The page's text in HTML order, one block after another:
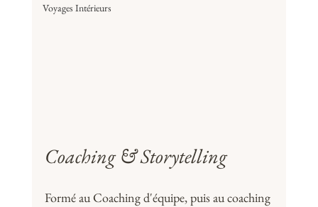
Voyages Intérieurs
Coaching & Storytelling
Formé au Coaching d'équipe, puis au coaching